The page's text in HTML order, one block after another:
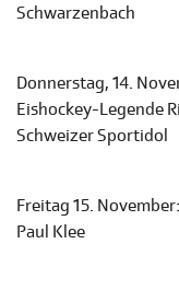
Schwarzenbach
Donnerstag, 14.
Eishockey-Legende
Schweizer Sportidol
Freitag 15.
Paul Klee